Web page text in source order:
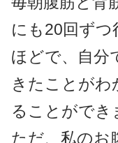
にも20回ずつ
ほどで、自分
きたことがわ
ることができ
ただ、私のお